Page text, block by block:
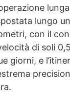
lungo
con il
di soli
giorni, e